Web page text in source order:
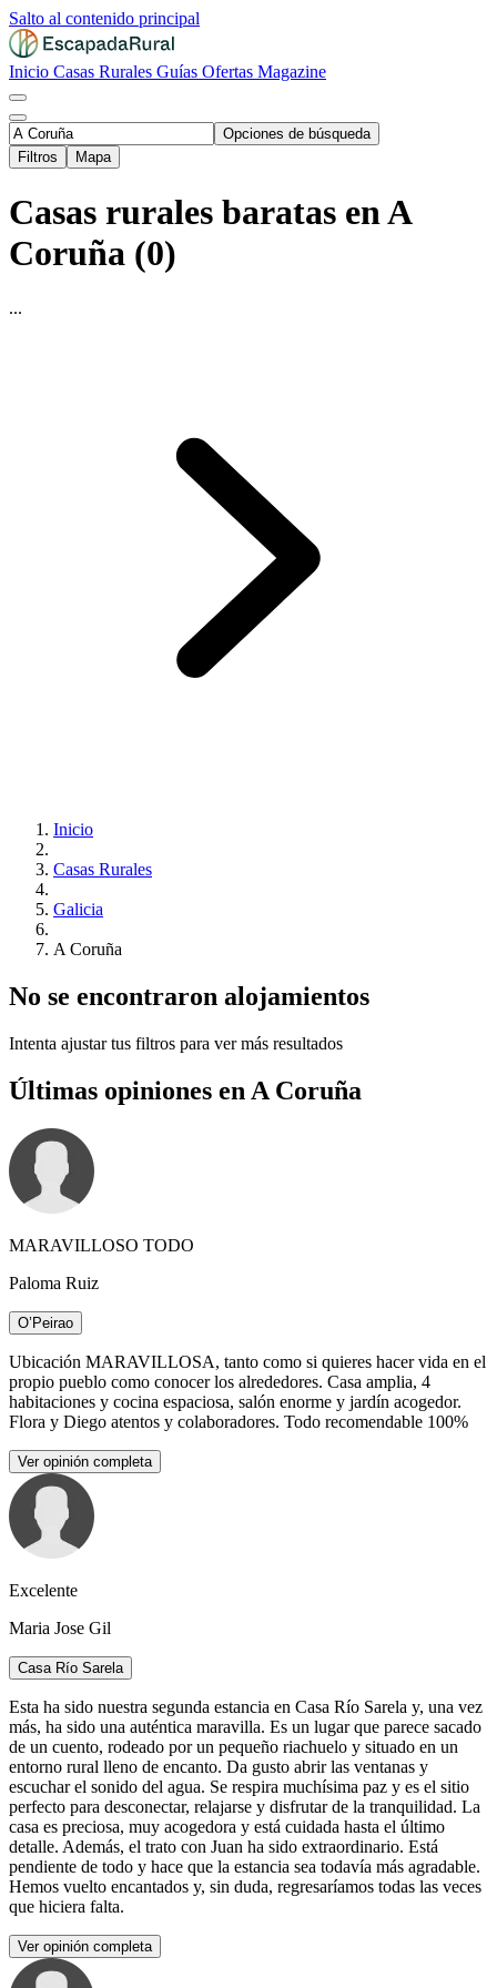
Salto al contenido principal
Inicio Casas Rurales Guías Ofertas Magazine
Opciones de búsqueda
Filtros
Mapa
Casas rurales baratas en A
Coruña (0)
...
Inicio
Casas Rurales
Galicia
A Coruña
No se encontraron alojamientos
Intenta ajustar tus filtros para ver más resultados
Últimas opiniones en A Coruña
MARAVILLOSO TODO
Paloma Ruiz
O’Peirao
Ubicación MARAVILLOSA, tanto como si quieres hacer vida en el
propio pueblo como conocer los alrededores. Casa amplia, 4
habitaciones y cocina espaciosa, salón enorme y jardín acogedor.
Flora y Diego atentos y colaboradores. Todo recomendable 100%
Ver opinión completa
Excelente
Maria Jose Gil
Casa Río Sarela
Esta ha sido nuestra segunda estancia en Casa Río Sarela y, una vez
más, ha sido una auténtica maravilla. Es un lugar que parece sacado
de un cuento, rodeado por un pequeño riachuelo y situado en un
entorno rural lleno de encanto. Da gusto abrir las ventanas y
escuchar el sonido del agua. Se respira muchísima paz y es el sitio
perfecto para desconectar, relajarse y disfrutar de la tranquilidad. La
casa es preciosa, muy acogedora y está cuidada hasta el último
detalle. Además, el trato con Juan ha sido extraordinario. Está
pendiente de todo y hace que la estancia sea todavía más agradable.
Hemos vuelto encantados y, sin duda, regresaríamos todas las veces
que hiciera falta.
Ver opinión completa